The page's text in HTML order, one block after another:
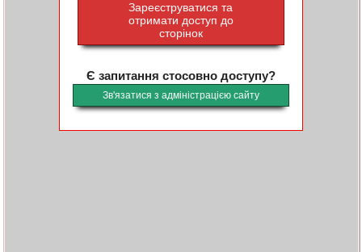
Зареєструватися та
отримати доступ до
сторінок
Є запитання стосовно доступу?
Зв'язатися з адміністрацією сайту